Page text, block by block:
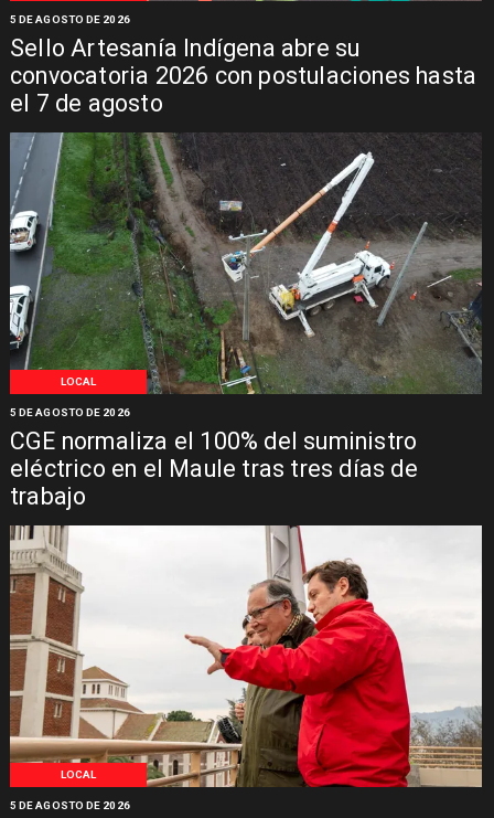
Sello Artesanía Indígena abre su
convocatoria 2026 con postulaciones hasta
el 7 de agosto
5 DE AGOSTO DE 2026
LOCAL
CGE normaliza el 100% del suministro
eléctrico en el Maule tras tres días de
trabajo
5 DE AGOSTO DE 2026
LOCAL
5 DE AGOSTO DE 2026